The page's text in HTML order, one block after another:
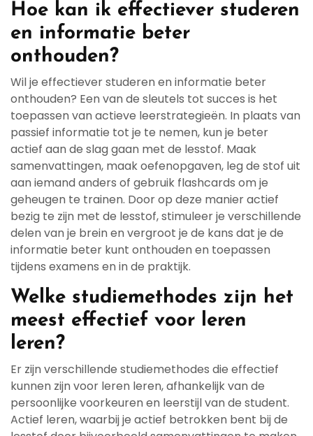
Hoe kan ik effectiever studeren
en informatie beter
onthouden?
Wil je effectiever studeren en informatie beter
onthouden? Een van de sleutels tot succes is het
toepassen van actieve leerstrategieën. In plaats van
passief informatie tot je te nemen, kun je beter
actief aan de slag gaan met de lesstof. Maak
samenvattingen, maak oefenopgaven, leg de stof uit
aan iemand anders of gebruik flashcards om je
geheugen te trainen. Door op deze manier actief
bezig te zijn met de lesstof, stimuleer je verschillende
delen van je brein en vergroot je de kans dat je de
informatie beter kunt onthouden en toepassen
tijdens examens en in de praktijk.
Welke studiemethodes zijn het
meest effectief voor leren
leren?
Er zijn verschillende studiemethodes die effectief
kunnen zijn voor leren leren, afhankelijk van de
persoonlijke voorkeuren en leerstijl van de student.
Actief leren, waarbij je actief betrokken bent bij de